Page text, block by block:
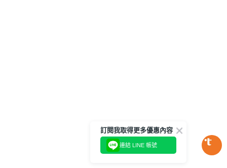
訂閱我取得更多優惠內容
連結 LINE 帳號